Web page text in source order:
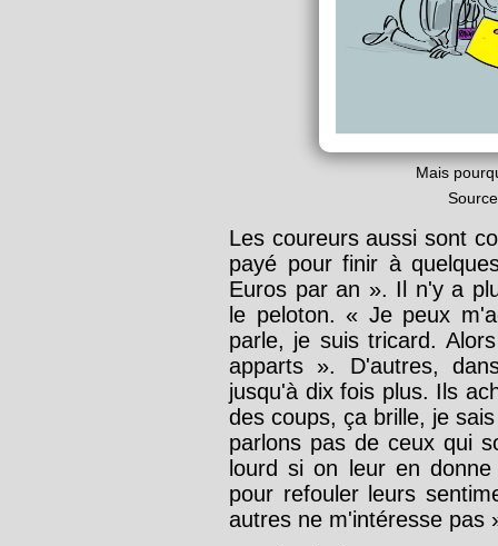
Mais
Les coureurs aussi sont
payé pour finir à
Euros par an ». Il n'y a
le peloton. « Je peux
parle, je suis tricard.
apparts ». D'autres,
jusqu'à dix fois plus. Ils
des coups, ça brille, je
parlons pas de ceux qui
lourd si on leur en
pour refouler leurs
autres ne m'intéresse pas